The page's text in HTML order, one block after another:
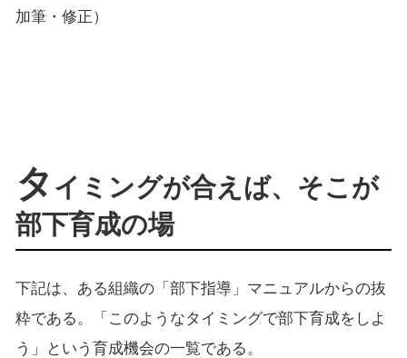
加筆・修正）
タ イミングが合えば、そこが
部下育成の場
下記は、ある組織の「部下指導」マニュアルからの抜
粋である。「このようなタイミングで部下育成をしよ
う」という育成機会の一覧である。